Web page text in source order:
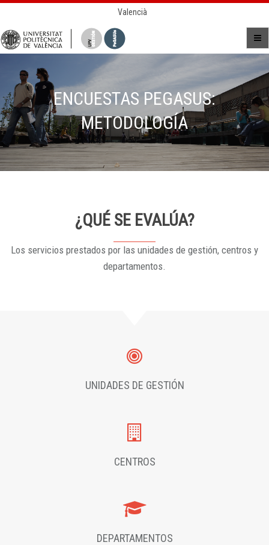
Valencià
ENCUESTAS PEGASUS:
METODOLOGÍA
¿QUÉ SE EVALÚA?
Los servicios prestados por las unidades de gestión, centros y
departamentos.
UNIDADES DE GESTIÓN
CENTROS
DEPARTAMENTOS